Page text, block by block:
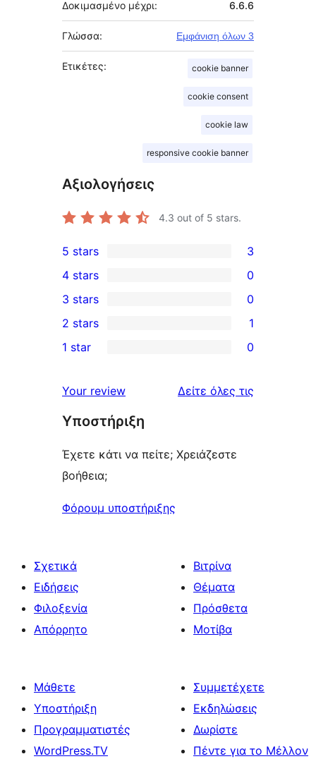
Δοκιμασμένο μέχρι: 6.6.6
Γλώσσα: Εμφάνιση όλων 3
Ετικέτες: cookie banner
cookie consent
cookie law
responsive cookie banner
Αξιολογήσεις
4.3 out of 5 stars.
3
5-
star
reviews
5 stars 3
4-
star
reviews
4 stars 0
0
3-
star
3 stars 0
2-
review
2 stars 1
star
reviews
1 star 0
Your review Δείτε όλες τις
Υποστήριξη
Έχετε κάτι να πείτε; Χρειάζεστε
βοήθεια;
Φόρουμ υποστήριξης
Σχετικά
Ειδήσεις
Φιλοξενία
Απόρρητο
Βιτρίνα
Θέματα
Πρόσθετα
Μοτίβα
Μάθετε
Υποστήριξη
Προγραμματιστές
WordPress.TV
Συμμετέχετε
Εκδηλώσεις
Δωρίστε
Πέντε για το Μέλλον